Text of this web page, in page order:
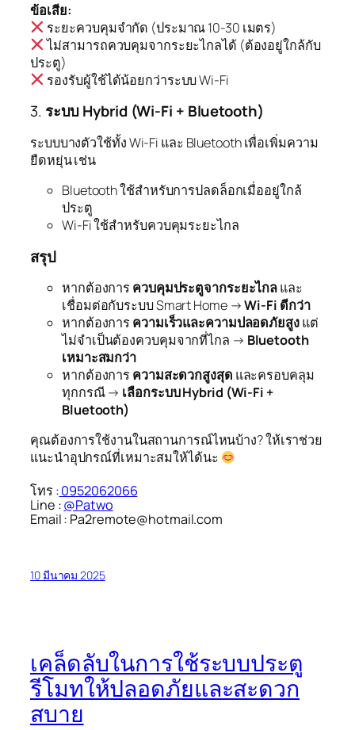
ข้อเสีย:
ระยะควบคุมจำกัด (ประมาณ 10-30 เมตร)
ไม่สามารถควบคุมจากระยะไกลได้ (ต้องอยู่ใกล้กับ
ประตู)
รองรับผู้ใช้ได้น้อยกว่าระบบ Wi-Fi
3. ระบบ Hybrid (Wi-Fi + Bluetooth)
ระบบบางตัวใช้ทั้ง Wi-Fi และ Bluetooth เพื่อเพิ่มความ
ยืดหยุ่น เช่น
Bluetooth ใช้สำหรับการปลดล็อกเมื่ออยู่ใกล้
ประตู
Wi-Fi ใช้สำหรับควบคุมระยะไกล
สรุป
หากต้องการควบคุมประตูจากระยะไกลและ
เชื่อมต่อกับระบบ Smart Home →Wi-Fi ดีกว่า
หากต้องการความเร็วและความปลอดภัยสูงแต่
ไม่จำเป็นต้องควบคุมจากที่ไกล → Bluetooth
เหมาะสมกว่า
หากต้องการความสะดวกสูงสุด และครอบคลุม
ทุกกรณี → เลือกระบบ Hybrid (Wi-Fi +
Bluetooth)
คุณต้องการใช้งานในสถานการณ์ไหนบ้าง? ให้เราช่วย
แนะนำอุปกรณ์ที่เหมาะสมให้ได้นะ
โทร :0952062066
Line :@Patwo
Email : Pa2remote@hotmail.com
10 มีนาคม 2025
เคล็ดลับในการใช้ระบบประตู
รีโมทให้ปลอดภัยและสะดวก
สบาย